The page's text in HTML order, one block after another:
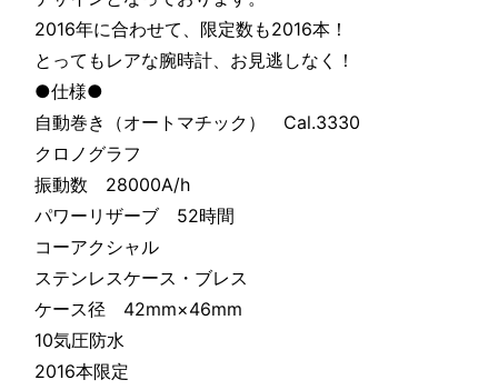
2016年に合わせて、限定数も2016本！
とってもレアな腕時計、お見逃しなく！
●仕様●
自動巻き（オートマチック） Cal.3330
クロノグラフ
振動数 28000A/h
パワーリザーブ 52時間
コーアクシャル
ステンレスケース・ブレス
ケース径 42mm×46mm
10気圧防水
2016本限定